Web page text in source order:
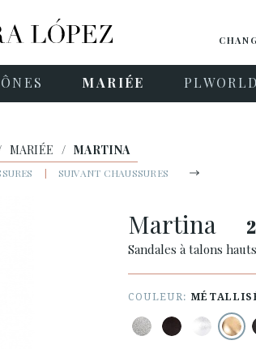
MARIÉE PLWORLD
MARIÉE / MARTINA
| SUIVANT CHAUSSURES
Martina
Sandales à talons
COULEUR: